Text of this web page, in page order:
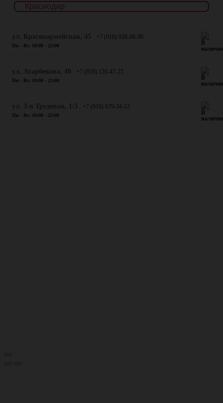
+7 (918) 930-06-90
Пн - Вс: 10:00 - 22:00
+7 (918) 120-47-25
Пн - Вс: 10:00 - 22:00
+7 (918) 679-34-12
Пн - Вс: 10:00 - 22:00